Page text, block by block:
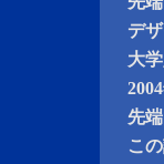
デ
大
先
こ